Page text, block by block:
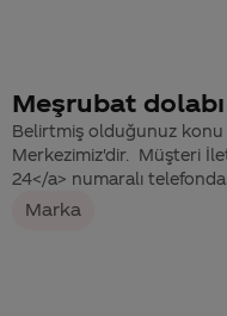
Meşrubat
Belirtmiş olduğunuz konu
Merkezimiz'dir. Müşteri
24</a> numaralı
Marka